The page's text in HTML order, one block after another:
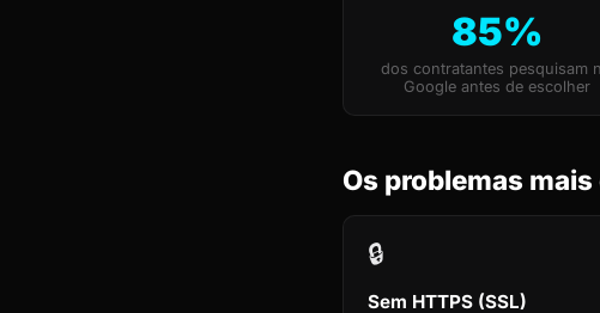
85%
dos contratantes pesquisam
Google antes de escolher
Os problemas
🔒
Sem HTTPS (SSL)